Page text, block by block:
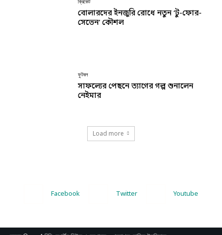
ক্রিকেট
বোলারদের ইনজুরি রোধে নতুন ‘টু-ফোর-
সেভেন’ কৌশল
ফুটবল
সাফল্যের পেছনে ত্যাগের গল্প শুনালেন
নেইমার
Load more
Facebook Twitter Youtube